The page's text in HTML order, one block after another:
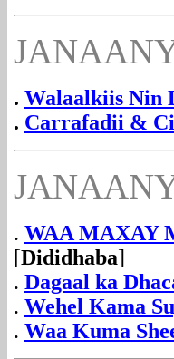
. Walaalkiis Nin
. Carrafadii &
. WAA MAXAY
[Dididhaba]
. Dagaal ka
. Wehel Kama
. Waa Kuma